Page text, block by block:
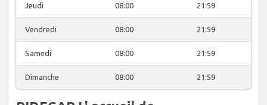
Jeudi 08:00 21:59
Vendredi 08:00 21:59
Samedi 08:00 21:59
Dimanche 08:00 21:59